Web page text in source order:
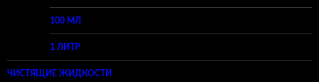
100 МЛ
1 ЛИТР
ЧИСТЯЩИЕ ЖИДКОСТИ